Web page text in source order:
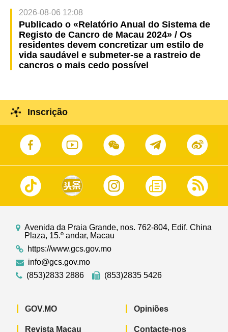
2026-08-06 12:08
Publicado o «Relatório Anual do Sistema de
Registo de Cancro de Macau 2024» / Os
residentes devem concretizar um estilo de
vida saudável e submeter-se a rastreio de
cancros o mais cedo possível
Inscrição
Avenida da Praia Grande, nos. 762-804, Edif. China
Plaza, 15.º andar, Macau
https://www.gcs.gov.mo
info@gcs.gov.mo
(853)2833 2886
(853)2835 5426
GOV.MO
Revista Macau
Opiniões
Contacte-nos